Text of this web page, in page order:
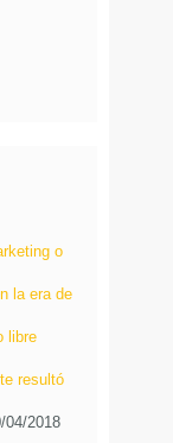
o
la era de
libre
resultó
04/2018